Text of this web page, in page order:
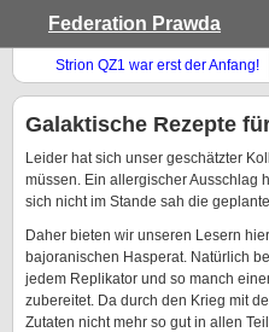
Federation Prawda
Strion QZ1 war erst der Anfang!
Galaktische Rezepte
Leider hat sich unser geschätzter
müssen. Ein allergischer Ausschlag
sich nicht im Stande sah die
Daher bieten wir unseren Lesern
bajoranischen Hasperat. Natürlich
jedem Replikator und so manch
zubereitet. Da durch den Krieg mit
Zutaten nicht mehr so gut in allen